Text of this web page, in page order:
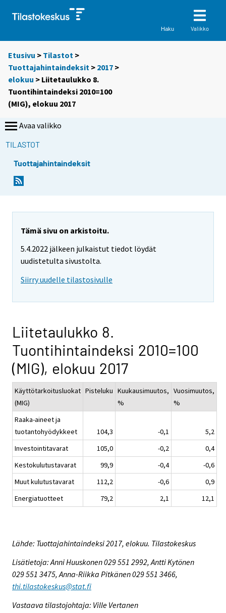
Haku Valikko
Etusivu > Tilastot >
Tuottajahintaindeksit > 2017 >
elokuu > Liitetaulukko 8.
Tuontihintaindeksi 2010=100
(MIG), elokuu 2017
Avaa valikko
TILASTOT
Tuottajahintaindeksit
Tämä sivu on arkistoitu.
5.4.2022 jälkeen julkaistut tiedot löydät
uudistetulta sivustolta.
Siirry uudelle tilastosivulle
Liitetaulukko 8.
Tuontihintaindeksi 2010=100
(MIG), elokuu 2017
Käyttötarkoitusluokat
(MIG)
Pisteluku Kuukausimuutos,
%
Vuosimuutos,
%
Raaka-aineet ja
tuotantohyödykkeet
104,3 -0,1
5,2
Investointitavarat
105,0 -0,2
0,4
Kestokulutustavarat
99,9 -0,4
-0,6
Muut kulutustavarat
112,2 -0,6
0,9
Energiatuotteet
79,2 2,1 12,1
Lähde: Tuottajahintaindeksi 2017, elokuu. Tilastokeskus
Lisätietoja: Anni Huuskonen 029 551 2992, Antti Kytönen
029 551 3475, Anna-Riikka Pitkänen 029 551 3466,
thi.tilastokeskus@stat.fi
Vastaava tilastojohtaja: Ville Vertanen